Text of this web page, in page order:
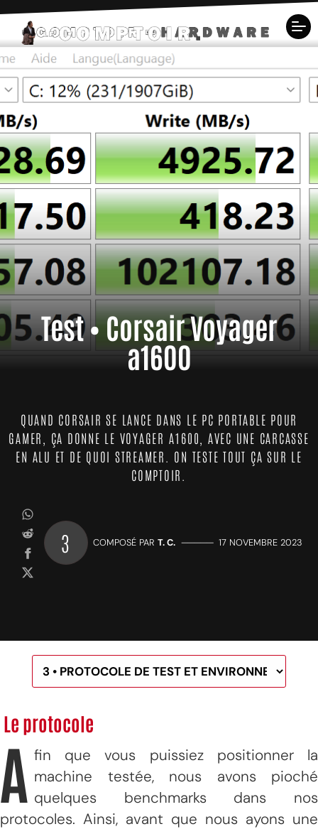
Test • Corsair Voyager
a1600
QUAND CORSAIR SE LANCE DANS LE PC PORTABLE POUR
GAMER, ÇA DONNE LE VOYAGER A1600, AVEC UNE CARCASSE
EN ALU ET DE QUOI STREAMER. ON TESTE TOUT ÇA SUR LE
COMPTOIR.
3 COMPOSÉ PAR T. C. ————— 17 NOVEMBRE 2023
Le protocole
A fin que vous puissiez positionner la
machine testée, nous avons pioché
quelques benchmarks dans nos
protocoles. Ainsi, avant que nous ayons une